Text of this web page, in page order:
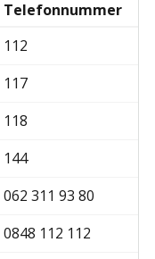
Telefonnummer
112
117
118
144
062 311 93 80
0848 112 112